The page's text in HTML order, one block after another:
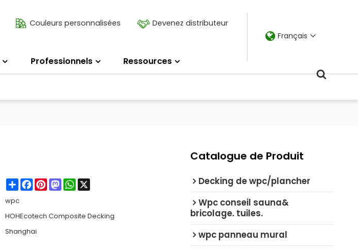
Couleurs personnalisées Devenez distributeur
Professionnels Ressources
Français
ShareFacebook
PinterestMastodonWhatsApp
wpc
HOHEcotech Composite Decking
Shanghai
Catalogue de Produit
Decking de wpc/plancher
Wpc conseil sauna&
bricolage. tuiles.
wpc panneau mural